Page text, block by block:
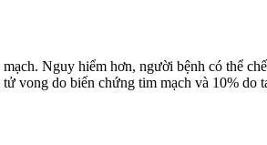
Nguy hiểm hơn, người bệnh có thể
vong do biến chứng tim mạch và 10% do